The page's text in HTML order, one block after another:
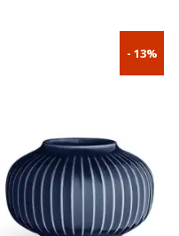
- 13%